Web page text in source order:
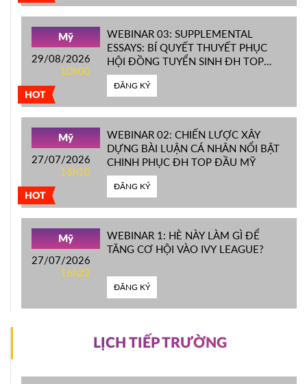
HOT
Mỹ
29/08/2026
10h00
WEBINAR 03: SUPPLEMENTAL
ESSAYS: BÍ QUYẾT THUYẾT PHỤC
HỘI ĐỒNG TUYỂN SINH ĐH TOP
ĐẦU MỸ
ĐĂNG KÝ
HOT
Mỹ
27/07/2026
16h10
WEBINAR 02: CHIẾN LƯỢC XÂY
DỰNG BÀI LUẬN CÁ NHÂN NỔI BẬT
CHINH PHỤC ĐH TOP ĐẦU MỸ
ĐĂNG KÝ
Mỹ
27/07/2026
16h22
WEBINAR 1: HÈ NÀY LÀM GÌ ĐỂ
TĂNG CƠ HỘI VÀO IVY LEAGUE?
ĐĂNG KÝ
LỊCH TIẾP TRƯỜNG